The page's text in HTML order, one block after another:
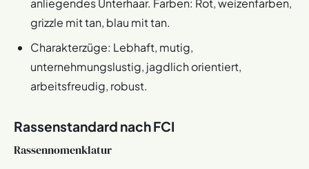
anliegendes Unterhaar. Farben: Rot, weizenfarben,
grizzle mit tan, blau mit tan.
Charakterzüge: Lebhaft, mutig,
unternehmungslustig, jagdlich orientiert,
arbeitsfreudig, robust.
Rassenstandard nach FCI
Rassennomenklatur